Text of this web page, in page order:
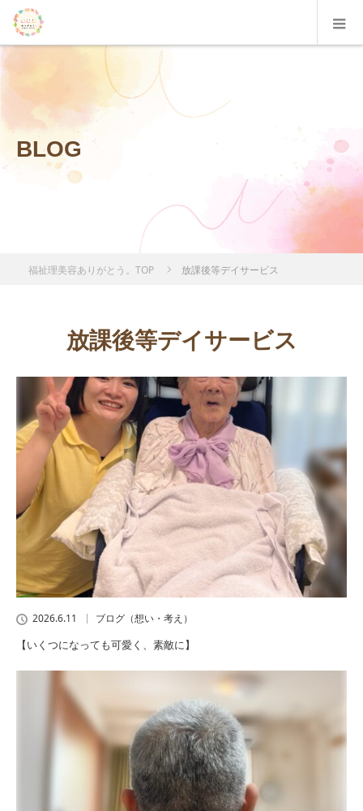
BLOG
福祉理美容ありがとう。TOP 放課後等デイサービス
放課後等デイサービス
2026.6.11 ブログ（想い・考え）
【いくつになっても可愛く、素敵に】